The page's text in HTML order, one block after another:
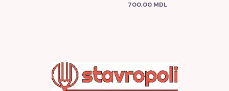
700,00 MDL